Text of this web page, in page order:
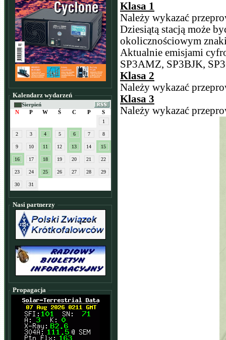
Kalendarz wydarzeń
Sierpień
N
P W Ś C P S
1
2 3 4 5 6 7 8
9 10 11 12 13 14 15
16 17 18 19 20 21 22
23 24 25 26 27 28 29
30 31
Nasi partnerzy
Propagacja
Klasa 1
Należy wykazać
Dziesiątą stacją może
okolicznościowym
Aktualnie emisjami
SP3AMZ, SP3BJK,
Klasa 2
Należy wykazać
Klasa 3
Należy wykazać